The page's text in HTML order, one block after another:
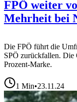
FPÖ weiter
Mehrheit bei
Die FPÖ führt die
SPÖ zurückfallen. Die
Prozent-Marke.
1 Min•23.11.24